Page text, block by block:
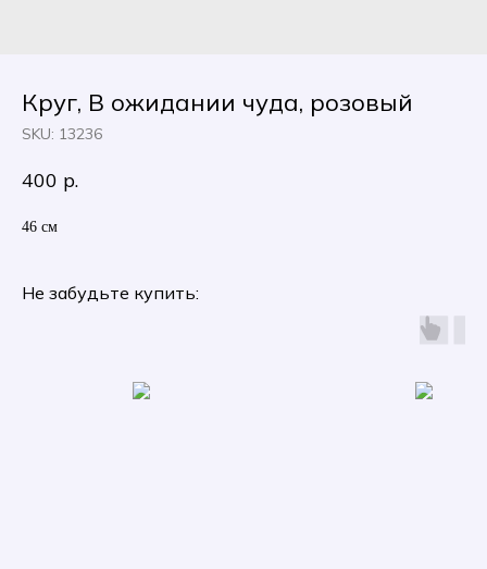
Круг, В ожидании чуда, розовый
SKU: 13236
400 р.
46 см
Не забудьте купить: